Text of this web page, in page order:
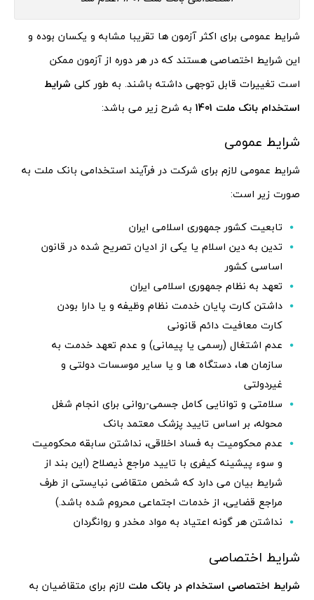
شرایط عمومی برای اکثر آزمون ها تقریبا مشابه و یکسان بوده و
این شرایط اختصاصی هستند که در هر دوره از آزمون ممکن
است تغییرات قابل توجهی داشته باشند. به طور کلی شرایط
استخدام بانک ملت 1401
به شرح زیر می باشد:
شرایط عمومی
شرایط عمومی لازم برای شرکت در فرآیند استخدامی بانک ملت به
صورت زیر است:
تابعیت کشور جمهوری اسلامی ایران
تدین به دین اسلام یا یکی از ادیان تصریح شده در قانون
اساسی کشور
تعهد به نظام جمهوری اسلامی ایران
داشتن کارت پایان خدمت نظام وظیفه و یا دارا بودن
کارت معافیت دائم قانونی
عدم اشتغال (رسمی یا پیمانی) و عدم تعهد خدمت به
سازمان ها، دستگاه ها و یا سایر موسسات دولتی و
غیردولتی
سلامتی و توانایی کامل جسمی-روانی برای انجام شغل
محوله، بر اساس تایید پزشک معتمد بانک
عدم محکومیت به فساد اخلاقی، نداشتن سابقه محکومیت
و سوء پیشینه کیفری با تایید مراجع ذیصلاح (این بند از
شرایط بیان می دارد که شخص متقاضی نبایستی از طرف
مراجع قضایی، از خدمات اجتماعی محروم شده باشد.)
نداشتن هر گونه اعتیاد به مواد مخدر و روانگردان
شرایط اختصاصی
شرایط اختصاصی استخدام در بانک ملت لازم برای متقاضیان به